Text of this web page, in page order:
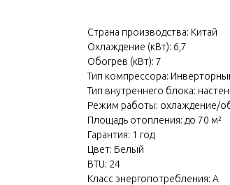
Страна производства: Китай
Охлаждение (кВт): 6,7
Обогрев (кВт): 7
Тип компрессора:
Тип внутреннего блока:
Режим работы: охлаждение/
Площадь отопления: до 70 м²
Гарантия: 1 год
Цвет: Белый
BTU: 24
Класс энергопотребления: A